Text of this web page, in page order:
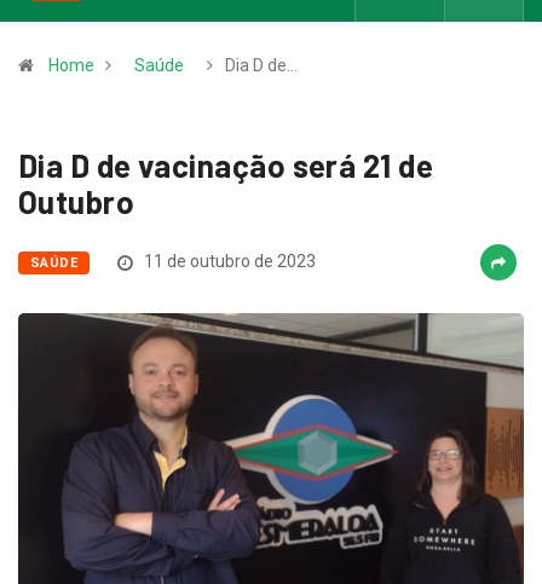
Home Saúde Dia D de…
Dia D de vacinação será 21 de
Outubro
SAÚDE 11 de outubro de 2023